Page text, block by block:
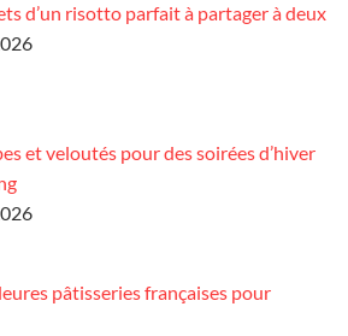
d’un risotto parfait à partager à deux
et veloutés pour des soirées d’hiver
pâtisseries françaises pour